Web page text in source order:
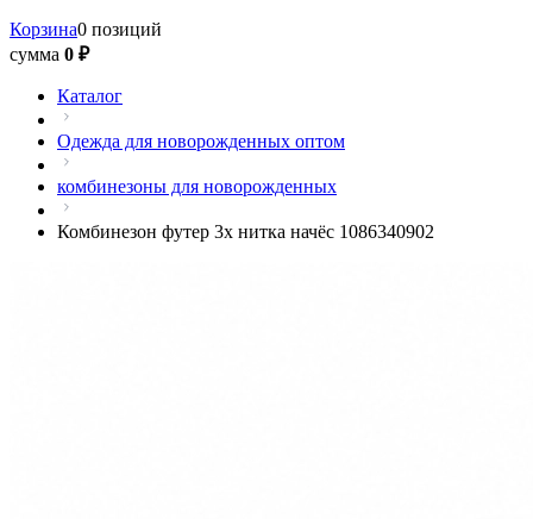
Корзина0 позиций
сумма 0 ₽
Каталог
Одежда для новорожденных оптом
комбинезоны для новорожденных
Комбинезон футер 3х нитка начёс 1086340902